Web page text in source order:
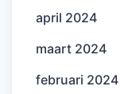
april 2024
maart 2024
februari 2024